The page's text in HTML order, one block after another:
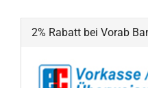
2% Rabatt bei Vorab